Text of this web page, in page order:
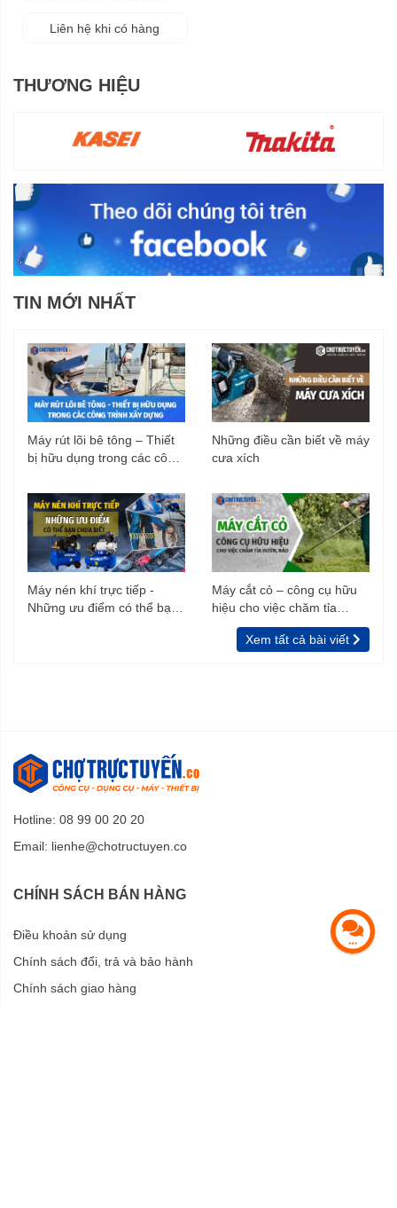
Liên hệ khi có hàng
THƯƠNG HIỆU
TIN MỚI NHẤT
Máy rút lõi bê tông – Thiết
bị hữu dụng trong các công
Những điều cần biết về máy
cưa xích
Máy nén khí trực tiếp -
Những ưu điểm có thể bạn
Máy cắt cỏ – công cụ hữu
hiệu cho việc chăm tỉa
vườn, rào
Xem tất cả bài viết
Hotline: 08 99 00 20 20
Email: lienhe@chotructuyen.co
CHÍNH SÁCH BÁN HÀNG
Điều khoản sử dụng
Chính sách đổi, trả và bảo hành
Chính sách giao hàng